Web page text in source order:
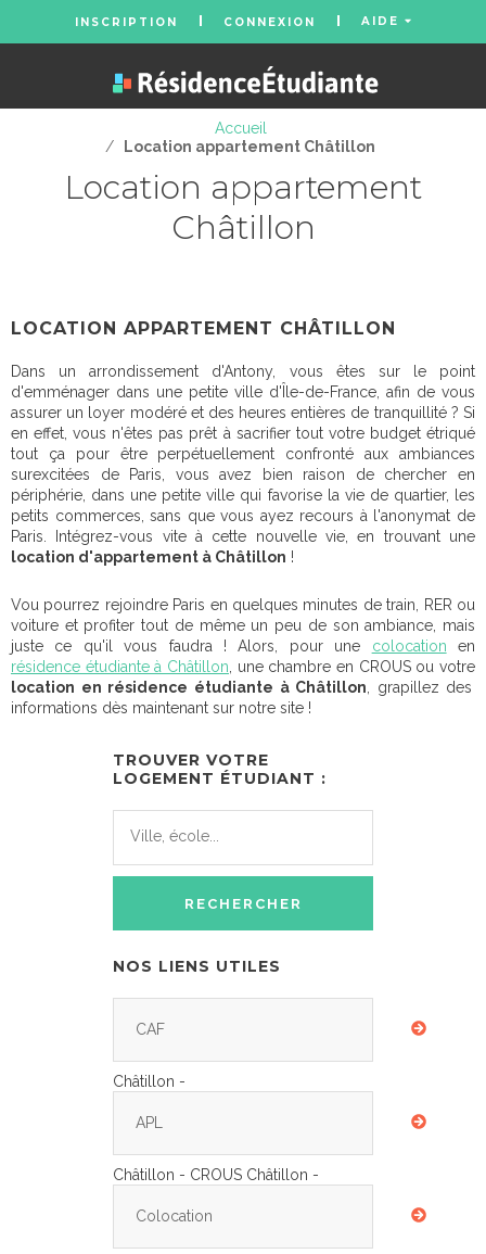
INSCRIPTION CONNEXION AIDE
Accueil
/
Location appartement Châtillon
Location appartement
Châtillon
LOCATION APPARTEMENT CHÂTILLON
Dans un arrondissement d'Antony, vous êtes sur le point
d'emménager dans une petite ville d'Île-de-France, afin de vous
assurer un loyer modéré et des heures entières de tranquillité ? Si
en effet, vous n'êtes pas prêt à sacrifier tout votre budget étriqué
tout ça pour être perpétuellement confronté aux ambiances
surexcitées de Paris, vous avez bien raison de chercher en
périphérie, dans une petite ville qui favorise la vie de quartier, les
petits commerces, sans que vous ayez recours à l'anonymat de
Paris. Intégrez-vous vite à cette nouvelle vie, en trouvant une
location d'appartement à Châtillon !
Vou pourrez rejoindre Paris en quelques minutes de train, RER ou
voiture et profiter tout de même un peu de son ambiance, mais
juste ce qu'il vous faudra ! Alors, pour une colocation en
résidence étudiante à Châtillon , une chambre en CROUS ou votre
location en résidence étudiante à Châtillon , grapillez des
informations dès maintenant sur notre site !
TROUVER VOTRE
LOGEMENT ÉTUDIANT :
NOS LIENS UTILES
CAF
Châtillon -
APL
Châtillon - CROUS Châtillon -
Colocation